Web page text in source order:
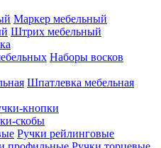
Маркер мебельный
Штрих мебельный
Наборы восков
Шпатлевка мебельная
кнопки
скобы
Ручки рейлинговые